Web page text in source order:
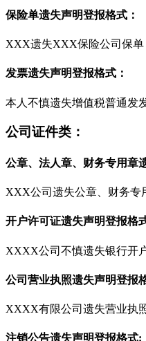
保险单遗失声明登报格式：
XXX遗失XXX保险公司保单
发票遗失声明登报格式：
本人不慎遗失增值税普通发
公司证件类：
公章、法人章、财务专用章
XXX公司遗失公章、财务专
开户许可证遗失声明登报格
XXXX公司不慎遗失银行开
公司营业执照遗失声明登报
XXXX有限公司遗失营业执
注销公告遗失声明登报格式: